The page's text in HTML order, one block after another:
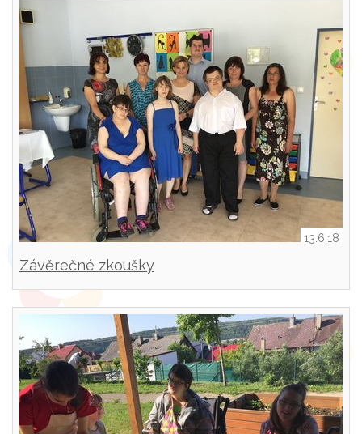
13.6.18
Závěrečné zkoušky